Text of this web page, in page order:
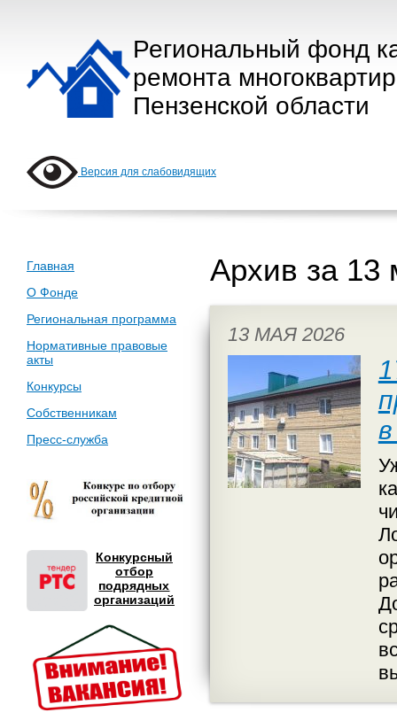
Региональный фонд
ремонта
Пензенской области
Версия для слабовидящих
Главная
О Фонде
Региональная программа
Нормативные правовые
акты
Конкурсы
Собственникам
Пресс-служба
Конкурсный
отбор
подрядных
организаций
Архив за 13
13 МАЯ 2026